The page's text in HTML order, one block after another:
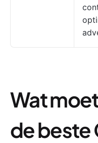
Wat
de beste